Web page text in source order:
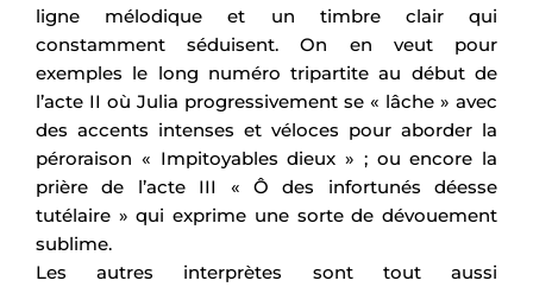
ligne mélodique et un timbre clair qui
constamment séduisent. On en veut pour
exemples le long numéro tripartite au début de
l’acte II où Julia progressivement se « lâche » avec
des accents intenses et véloces pour aborder la
péroraison « Impitoyables dieux » ; ou encore la
prière de l’acte III « Ô des infortunés déesse
tutélaire » qui exprime une sorte de dévouement
sublime.
Les autres interprètes sont tout aussi